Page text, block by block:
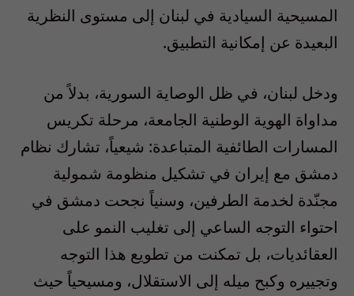
المسيحية السيادية في لبنان إلى مستوى النظرية
البعيدة عن إمكانية التطبيق.
ودخل لبنان، في ظل الوصاية السورية، بدلاً من
مداواة الهوية الوطنية الجامعة، مرحلة تكريس
المسارات الطائفية المتباعدة: شيعياً، تشارك نظام
دمشق مع إيران في تشكيل منظومة شمولية
مجنّدة لخدمة الطرفين، وسنياً نجحت دمشق في
احتواء التوجه الساعي إلى تغليب النمو على
العقائديات، بل تمكنت من تطويع هذا التوجه
وتجييره وكبح ميله إلى الاستقلال، ومسيحياً حيث